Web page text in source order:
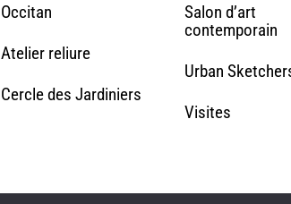
Occitan
Atelier reliure
Cercle des Jardiniers
Salon d’art
contemporain
Urban
Visites